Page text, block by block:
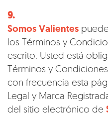
9.
Somos Valientes
los Términos y
escrito. Usted está
Términos y
con frecuencia esta
Legal y Marca
del sitio electrónico de